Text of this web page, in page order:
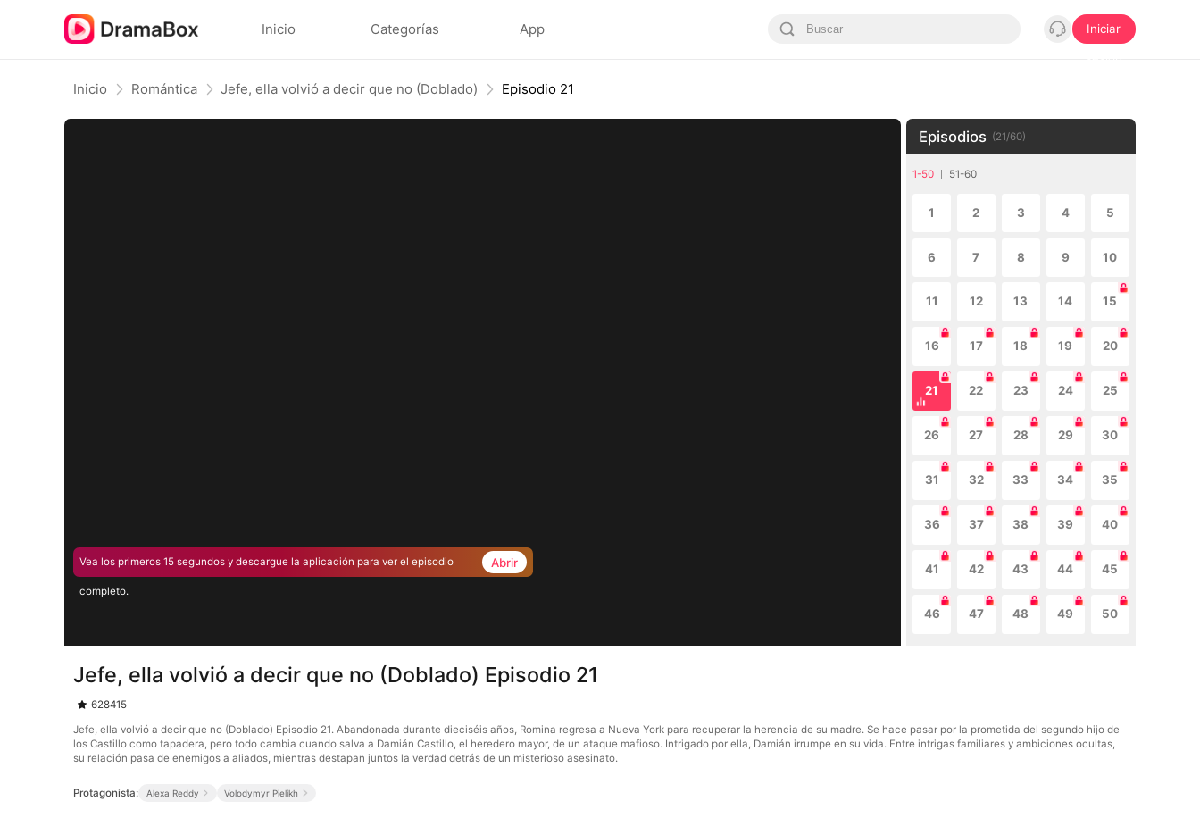
Inicio Categorías App Iniciar
Inicio Romántica Jefe, ella volvió a decir que no (Doblado) Episodio 21
Vea los primeros 15 segundos y descargue la aplicación para ver el episodio
completo.
Abrir
Episodios (21/60)
1-50 51-60
1 2 3 4 5
6 7 8 9 10
11 12 13 14 15
16 17 18 19 20
21 22 23 24 25
26 27 28 29 30
31 32 33 34 35
36 37 38 39 40
41 42 43 44 45
46 47 48 49 50
Jefe, ella volvió a decir que no (Doblado) Episodio 21
628415
Jefe, ella volvió a decir que no (Doblado) Episodio 21. Abandonada durante dieciséis años, Romina regresa a Nueva York para recuperar la herencia de su madre. Se hace pasar por la prometida del segundo hijo de
los Castillo como tapadera, pero todo cambia cuando salva a Damián Castillo, el heredero mayor, de un ataque mafioso. Intrigado por ella, Damián irrumpe en su vida. Entre intrigas familiares y ambiciones ocultas,
su relación pasa de enemigos a aliados, mientras destapan juntos la verdad detrás de un misterioso asesinato.
Protagonista: Alexa Reddy Volodymyr Pielikh